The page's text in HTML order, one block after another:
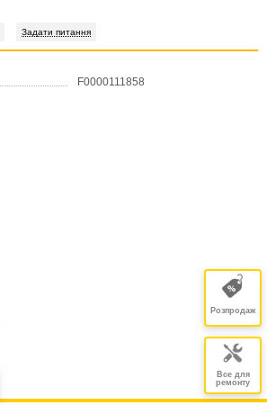
Задати питання
F0000111858
Розпродаж
Все для
ремонту